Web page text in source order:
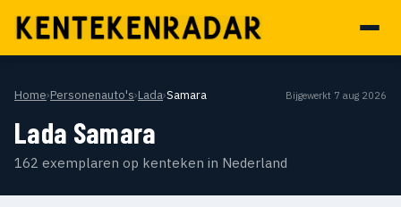
Home›Personenauto's›Lada›Samara Bijgewerkt 7 aug 2026
Lada Samara
162 exemplaren op kenteken in Nederland